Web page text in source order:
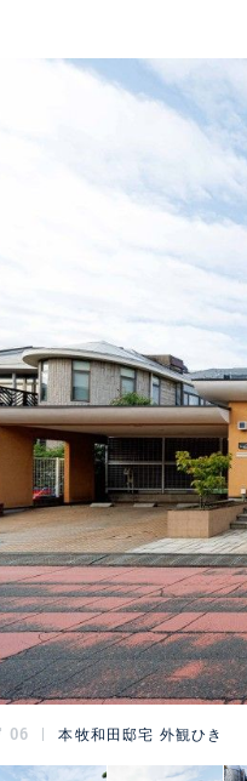
06 本牧和田邸宅 外観ひき